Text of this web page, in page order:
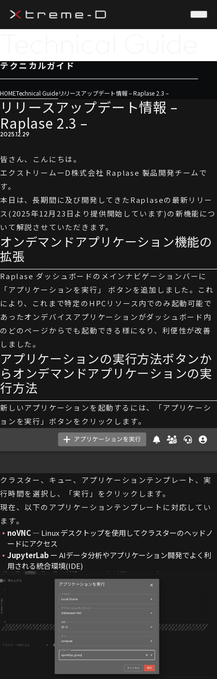
テクニカルガイド
HOMETechnical Guideリリースアップデート情報 – Raplase 2.3 –
リリースアップデート情報 –
Raplase 2.3 –
2025.12.29
皆さん、こんにちは。
エクストリームーD株式会社 Raplase 製品開発チームで
す。
本日は、長期間に及び開発してきたRaplaseの最新リリー
ス(2025年12月23日より提供開始しています)の新機能につ
いて解説させていただきます。
オンデマンドアプリケーション機能の
拡張
Raplase ダッシュボードのメインナビゲーションバーに
「アプリケーションを実行」 ボタンを追加しました。これ
により、これまで特定のHPCリソース内でのみ起動可能で
あったオンデバイスアプリケーションがダッシュボード内
のどのページからでも起動できる様になり、利便性が改善
しました。
アプリケーションの実行方法ボタンか
らオンデマンドアプリケーションの実
行方法
新しいアプリケーションを起動するには、「アプリケーシ
ョンを実行」ボタンをクリックします。
クラスター、キュー、アプリケーションテンプレート、実
行時間を選択し、「実行」をクリックします。
現在、以下のアプリケーションテンプレートに対応してい
ます。
noVNC— Linux デスクトップを使用してクラスターのヘッドノ
ードにアクセス
JupyterLab ー AIデータ分析やアプリケーション開発でよく利
用される統合環境(IDE)